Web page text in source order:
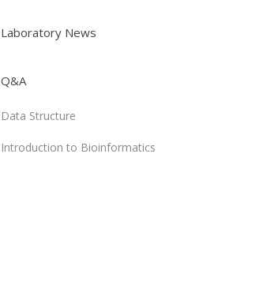
Laboratory News
Q&A
Data Structure
Introduction to Bioinformatics